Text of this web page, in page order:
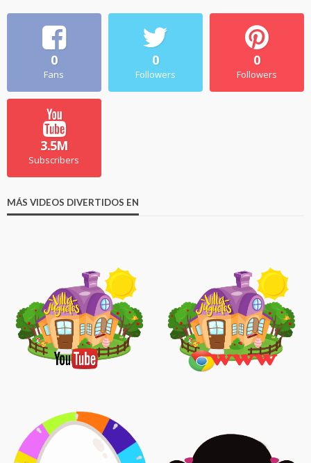
0
Fans
0
Followers
0
Followers
3.5M
Subscribers
MÁS VIDEOS DIVERTIDOS EN